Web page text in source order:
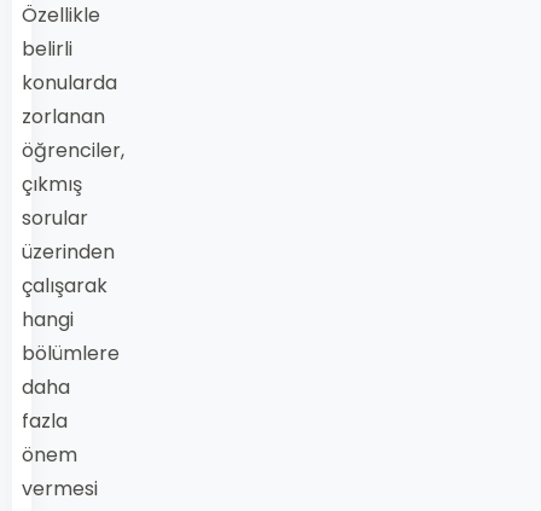
Özellikle
belirli
konularda
zorlanan
öğrenciler,
çıkmış
sorular
üzerinden
çalışarak
hangi
bölümlere
daha
fazla
önem
vermesi